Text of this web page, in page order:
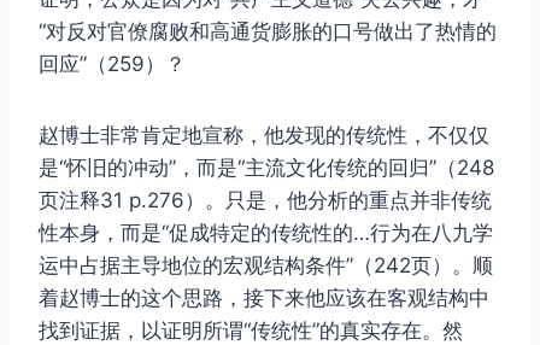
“对反对官僚腐败和高通货膨胀的口号做出了热情的
回应”（259）？
赵博士非常肯定地宣称，他发现的传统性，不仅仅
是“怀旧的冲动”，而是“主流文化传统的回归”（248
页注释31 p.276）。只是，他分析的重点并非传统
性本身，而是“促成特定的传统性的…行为在八九学
运中占据主导地位的宏观结构条件”（242页）。顺
着赵博士的这个思路，接下来他应该在客观结构中
找到证据，以证明所谓“传统性”的真实存在。然